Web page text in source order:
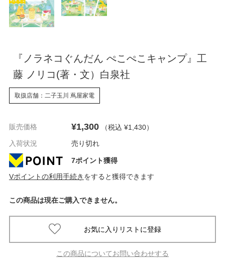
『ノラネコぐんだん ぺこぺこキャンプ』工
藤 ノリコ(著・文）白泉社
取扱店舗：二子玉川 蔦屋家電
販売価格 ¥1,300 （税込 ¥1,430）
入荷状況
売り切れ
7ポイント獲得
Vポイントの利用手続き をすると獲得できます
この商品は現在ご購入できません。
この商品についてお問い合わせする